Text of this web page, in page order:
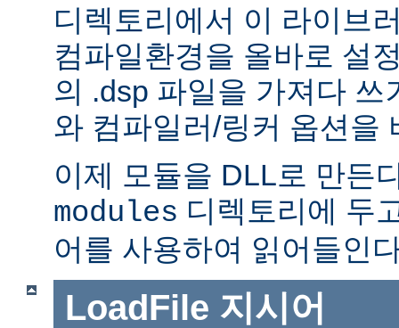
디렉토리에서 이 라이브
컴파일환경을 올바로 설
의 .dsp 파일을 가져다 쓰
와 컴파일러/링커 옵션을
이제 모듈을 DLL로 만든
modules 디렉토리에 두
어를 사용하여 읽어들인
LoadFile 지시어